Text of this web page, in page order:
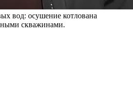
вод: осушение котлована
скважинами.